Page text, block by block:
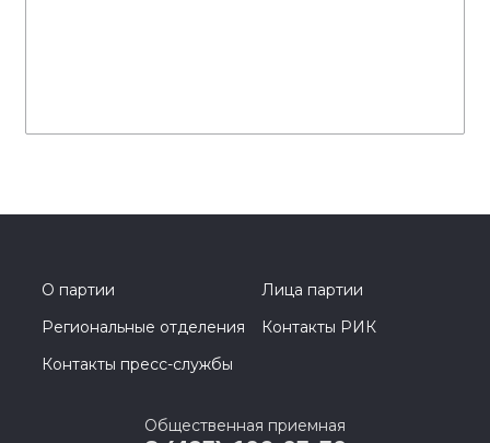
О партии
Лица партии
Региональные отделения
Контакты РИК
Контакты пресс-службы
Общественная приемная